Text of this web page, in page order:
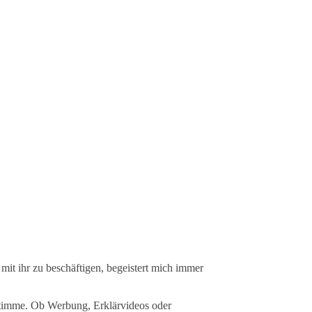
ihr zu beschäftigen, begeistert mich immer
Ob Werbung, Erklärvideos oder